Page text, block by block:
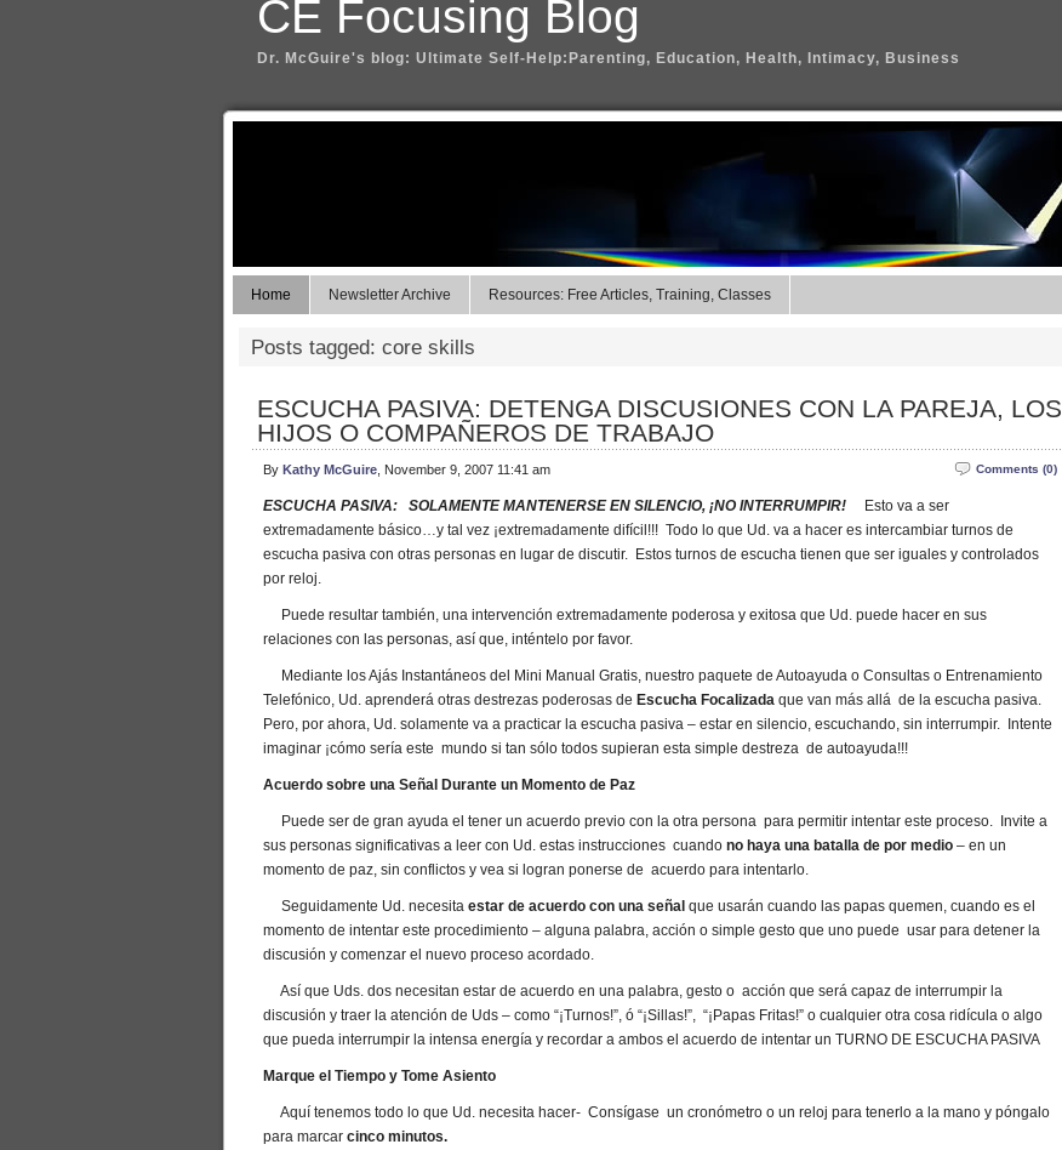
CE Focusing Blog
Dr. McGuire's blog: Ultimate Self-Help:Parenting, Education, Health, Intimacy, Business
Home Newsletter Archive Resources: Free Articles, Training, Classes
Posts tagged: core skills
ESCUCHA PASIVA: DETENGA DISCUSIONES CON LA PAREJA, LOS
HIJOS O COMPAÑEROS DE TRABAJO
Comments (0)
By Kathy McGuire , November 9, 2007 11:41 am
ESCUCHA PASIVA: SOLAMENTE MANTENERSE EN SILENCIO, ¡NO INTERRUMPIR!
Esto va a ser
extremadamente básico…y tal vez ¡extremadamente difícil!!! Todo lo que Ud. va a hacer es intercambiar turnos de
escucha pasiva con otras personas en lugar de discutir. Estos turnos de escucha tienen que ser iguales y controlados
por reloj.
Puede resultar también, una intervención extremadamente poderosa y exitosa que Ud. puede hacer en sus
relaciones con las personas, así que, inténtelo por favor.
Mediante los Ajás Instantáneos del Mini Manual Gratis, nuestro paquete de Autoayuda o Consultas o Entrenamiento
Telefónico, Ud. aprenderá otras destrezas poderosas de Escucha Focalizada que van más allá de la escucha pasiva.
Pero, por ahora, Ud. solamente va a practicar la escucha pasiva – estar en silencio, escuchando, sin interrumpir. Intente
imaginar ¡cómo sería este mundo si tan sólo todos supieran esta simple destreza de autoayuda!!!
Acuerdo sobre una Señal Durante un Momento de Paz
Puede ser de gran ayuda el tener un acuerdo previo con la otra persona para permitir intentar este proceso. Invite a
sus personas significativas a leer con Ud. estas instrucciones cuando no haya una batalla de por medio – en un
momento de paz, sin conflictos y vea si logran ponerse de acuerdo para intentarlo.
Seguidamente Ud. necesita estar de acuerdo con una señal que usarán cuando las papas quemen, cuando es el
momento de intentar este procedimiento – alguna palabra, acción o simple gesto que uno puede usar para detener la
discusión y comenzar el nuevo proceso acordado.
Así que Uds. dos necesitan estar de acuerdo en una palabra, gesto o acción que será capaz de interrumpir la
discusión y traer la atención de Uds – como “¡Turnos!”, ó “¡Sillas!”, “¡Papas Fritas!” o cualquier otra cosa ridícula o algo
que pueda interrumpir la intensa energía y recordar a ambos el acuerdo de intentar un TURNO DE ESCUCHA PASIVA
Marque el Tiempo y Tome Asiento
Aquí tenemos todo lo que Ud. necesita hacer- Consígase un cronómetro o un reloj para tenerlo a la mano y póngalo
para marcar cinco minutos.